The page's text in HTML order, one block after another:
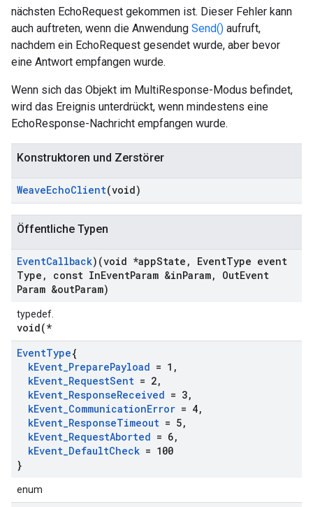
nächsten EchoRequest gekommen ist. Dieser Fehler kann
auch auftreten, wenn die Anwendung Send() aufruft,
nachdem ein EchoRequest gesendet wurde, aber bevor
eine Antwort empfangen wurde.
Wenn sich das Objekt im MultiResponse-Modus befindet,
wird das Ereignis unterdrückt, wenn mindestens eine
EchoResponse-Nachricht empfangen wurde.
Konstruktoren und Zerstörer
WeaveEchoClient(void)
Öffentliche Typen
EventCallback)(void *appState , EventType event
Type , const InEventParam &inParam, OutEvent
Param &outParam)
typedef.
void(*
EventType{
kEvent_PreparePayload = 1 ,
kEvent_RequestSent = 2,
kEvent_ResponseReceived = 3,
kEvent_CommunicationError = 4,
kEvent_ResponseTimeout = 5,
kEvent_RequestAborted = 6,
kEvent_DefaultCheck = 100
}
enum